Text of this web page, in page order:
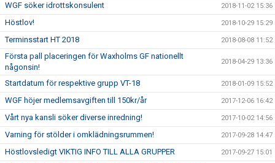
WGF söker idrottskonsulent 2018-11-02 15:36
Höstlov! 2018-10-29 15:29
Terminsstart HT 2018 2018-08-08 11:52
Första pall placeringen för Waxholms GF nationellt
någonsin!
2018-04-29 13:36
Startdatum för respektive grupp VT-18 2018-01-09 15:52
WGF höjer medlemsavgiften till 150kr/år 2017-12-06 16:42
Vårt nya kansli söker diverse inredning! 2017-10-02 14:56
Varning för stölder i omklädningsrummen! 2017-09-28 14:47
Höstlovsledigt VIKTIG INFO TILL ALLA GRUPPER 2017-09-27 15:01